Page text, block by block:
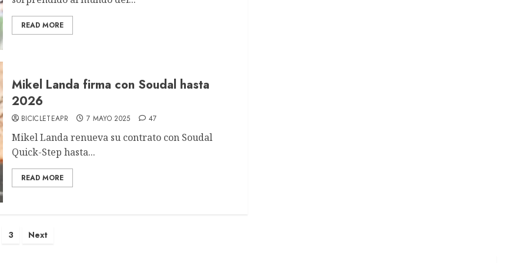
READ MORE
Mikel Landa firma con Soudal hasta
2026
BICICLETEAPR 7 MAYO 2025 47
Mikel Landa renueva su contrato con Soudal
Quick-Step hasta...
READ MORE
3 Next